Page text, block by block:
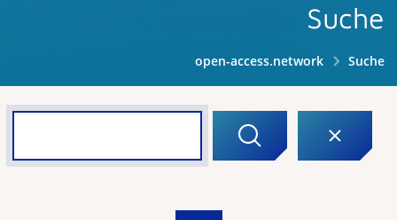
Suche
open-access.network Suche